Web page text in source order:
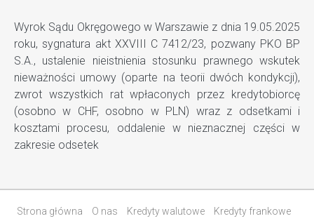
Wyrok Sądu Okręgowego w Warszawie z dnia 19.05.2025
roku, sygnatura akt XXVIII C 7412/23, pozwany PKO BP
S.A., ustalenie nieistnienia stosunku prawnego wskutek
nieważności umowy (oparte na teorii dwóch kondykcji),
zwrot wszystkich rat wpłaconych przez kredytobiorcę
(osobno w CHF, osobno w PLN) wraz z odsetkami i
kosztami procesu, oddalenie w nieznacznej części w
zakresie odsetek
Strona główna O nas Kredyty walutowe
Kredyty frankowe